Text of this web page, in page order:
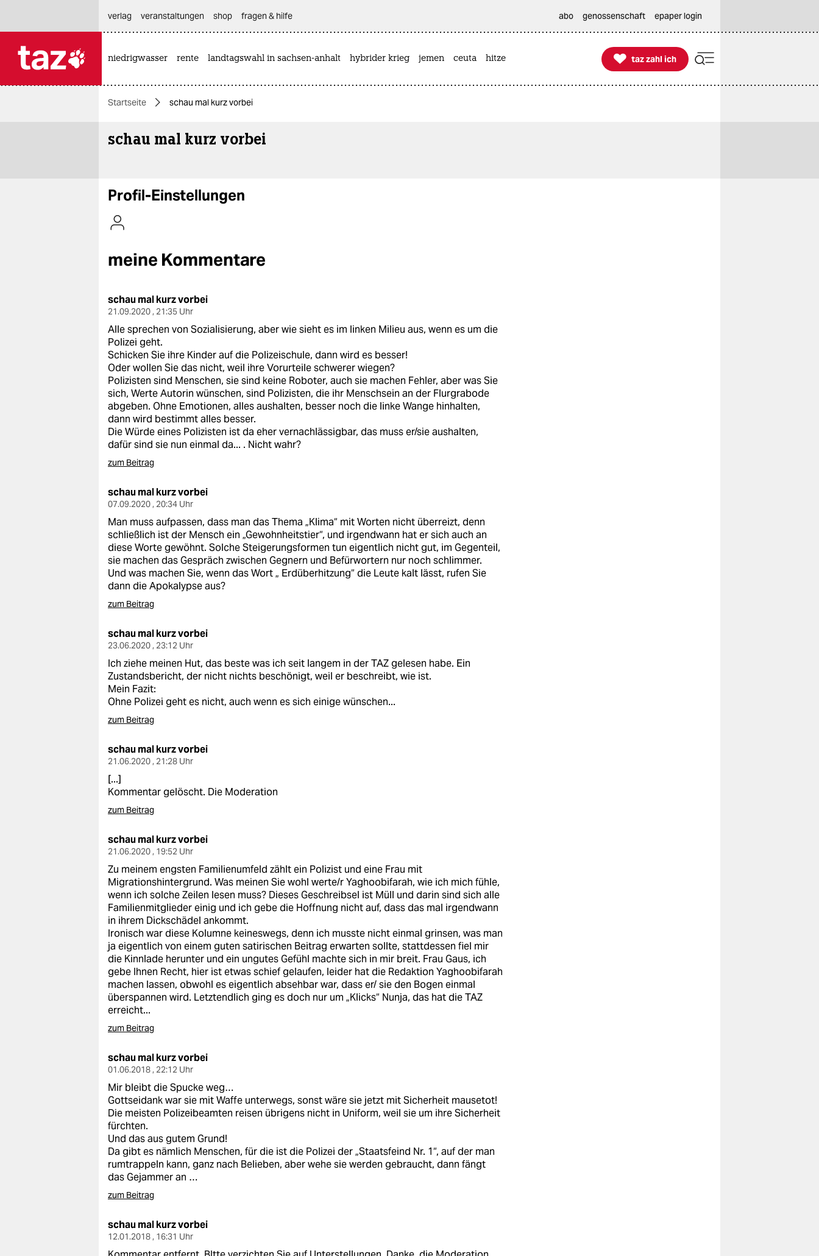
themen
politik
gesellschaft
kultur
nord
wahrheit
verlag
verlag
veranstaltungen
shop
fragen & hilfe
abo
genossenschaft
epaper login
verlag
veranstaltungen shop fragen & hilfe abo genossenschaft epaper login
niedrigwasser rente landtagswahl in sachsen-anhalt hybrider krieg jemen ceuta hitze 
taz zahl ich
taz zahl ich
Startseite schau mal kurz vorbei
schau mal kurz vorbei
Profil-Einstellungen
meine Kommentare
schau mal kurz vorbei
21.09.2020 , 21:35 Uhr
Alle sprechen von Sozialisierung, aber wie sieht es im linken Milieu aus, wenn es um die
Polizei geht.
Schicken Sie ihre Kinder auf die Polizeischule, dann wird es besser!
Oder wollen Sie das nicht, weil ihre Vorurteile schwerer wiegen?
Polizisten sind Menschen, sie sind keine Roboter, auch sie machen Fehler, aber was Sie
sich, Werte Autorin wünschen, sind Polizisten, die ihr Menschsein an der Flurgrabode
abgeben. Ohne Emotionen, alles aushalten, besser noch die linke Wange hinhalten,
dann wird bestimmt alles besser.
Die Würde eines Polizisten ist da eher vernachlässigbar, das muss er/sie aushalten,
dafür sind sie nun einmal da... . Nicht wahr?
zum Beitrag
schau mal kurz vorbei
07.09.2020 , 20:34 Uhr
Man muss aufpassen, dass man das Thema „Klima“ mit Worten nicht überreizt, denn
schließlich ist der Mensch ein „Gewohnheitstier“, und irgendwann hat er sich auch an
diese Worte gewöhnt. Solche Steigerungsformen tun eigentlich nicht gut, im Gegenteil,
sie machen das Gespräch zwischen Gegnern und Befürwortern nur noch schlimmer.
Und was machen Sie, wenn das Wort „ Erdüberhitzung“ die Leute kalt lässt, rufen Sie
dann die Apokalypse aus?
zum Beitrag
schau mal kurz vorbei
23.06.2020 , 23:12 Uhr
Ich ziehe meinen Hut, das beste was ich seit langem in der TAZ gelesen habe. Ein
Zustandsbericht, der nicht nichts beschönigt, weil er beschreibt, wie ist.
Mein Fazit:
Ohne Polizei geht es nicht, auch wenn es sich einige wünschen...
zum Beitrag
schau mal kurz vorbei
21.06.2020 , 21:28 Uhr
[...]
Kommentar gelöscht. Die Moderation
zum Beitrag
schau mal kurz vorbei
21.06.2020 , 19:52 Uhr
Zu meinem engsten Familienumfeld zählt ein Polizist und eine Frau mit
Migrationshintergrund. Was meinen Sie wohl werte/r Yaghoobifarah, wie ich mich fühle,
wenn ich solche Zeilen lesen muss? Dieses Geschreibsel ist Müll und darin sind sich alle
Familienmitglieder einig und ich gebe die Hoffnung nicht auf, dass das mal irgendwann
in ihrem Dickschädel ankommt.
Ironisch war diese Kolumne keineswegs, denn ich musste nicht einmal grinsen, was man
ja eigentlich von einem guten satirischen Beitrag erwarten sollte, stattdessen fiel mir
die Kinnlade herunter und ein ungutes Gefühl machte sich in mir breit. Frau Gaus, ich
gebe Ihnen Recht, hier ist etwas schief gelaufen, leider hat die Redaktion Yaghoobifarah
machen lassen, obwohl es eigentlich absehbar war, dass er/ sie den Bogen einmal
überspannen wird. Letztendlich ging es doch nur um „Klicks“ Nunja, das hat die TAZ
erreicht...
zum Beitrag
schau mal kurz vorbei
01.06.2018 , 22:12 Uhr
Mir bleibt die Spucke weg…
Gottseidank war sie mit Waffe unterwegs, sonst wäre sie jetzt mit Sicherheit mausetot!
Die meisten Polizeibeamten reisen übrigens nicht in Uniform, weil sie um ihre Sicherheit
fürchten.
Und das aus gutem Grund!
Da gibt es nämlich Menschen, für die ist die Polizei der „Staatsfeind Nr. 1“, auf der man
rumtrappeln kann, ganz nach Belieben, aber wehe sie werden gebraucht, dann fängt
das Gejammer an …
zum Beitrag
schau mal kurz vorbei
12.01.2018 , 16:31 Uhr